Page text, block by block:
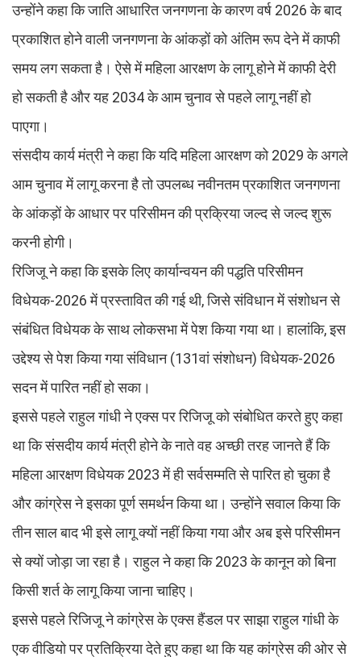
उन्होंने कहा कि जाति आधारित जनगणना के कारण वर्ष 2026 के बाद
प्रकाशित होने वाली जनगणना के आंकड़ों को अंतिम रूप देने में काफी
समय लग सकता है। ऐसे में महिला आरक्षण के लागू होने में काफी देरी
हो सकती है और यह 2034 के आम चुनाव से पहले लागू नहीं हो
पाएगा।
संसदीय कार्य मंत्री ने कहा कि यदि महिला आरक्षण को 2029 के अगले
आम चुनाव में लागू करना है तो उपलब्ध नवीनतम प्रकाशित जनगणना
के आंकड़ों के आधार पर परिसीमन की प्रक्रिया जल्द से जल्द शुरू
करनी होगी।
रिजिजू ने कहा कि इसके लिए कार्यान्वयन की पद्धति परिसीमन
विधेयक-2026 में प्रस्तावित की गई थी, जिसे संविधान में संशोधन से
संबंधित विधेयक के साथ लोकसभा में पेश किया गया था। हालांकि, इस
उद्देश्य से पेश किया गया संविधान (131वां संशोधन) विधेयक-2026
सदन में पारित नहीं हो सका।
इससे पहले राहुल गांधी ने एक्स पर रिजिजू को संबोधित करते हुए कहा
था कि संसदीय कार्य मंत्री होने के नाते वह अच्छी तरह जानते हैं कि
महिला आरक्षण विधेयक 2023 में ही सर्वसम्मति से पारित हो चुका है
और कांग्रेस ने इसका पूर्ण समर्थन किया था। उन्होंने सवाल किया कि
तीन साल बाद भी इसे लागू क्यों नहीं किया गया और अब इसे परिसीमन
से क्यों जोड़ा जा रहा है। राहुल ने कहा कि 2023 के कानून को बिना
किसी शर्त के लागू किया जाना चाहिए।
इससे पहले रिजिजू ने कांग्रेस के एक्स हैंडल पर साझा राहुल गांधी के
एक वीडियो पर प्रतिक्रिया देते हुए कहा था कि यह कांग्रेस की ओर से